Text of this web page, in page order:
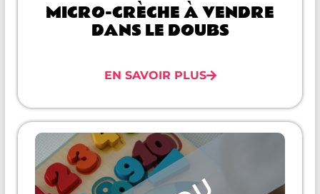
MICRO-CRÈCHE À VENDRE
DANS LE DOUBS
EN SAVOIR PLUS